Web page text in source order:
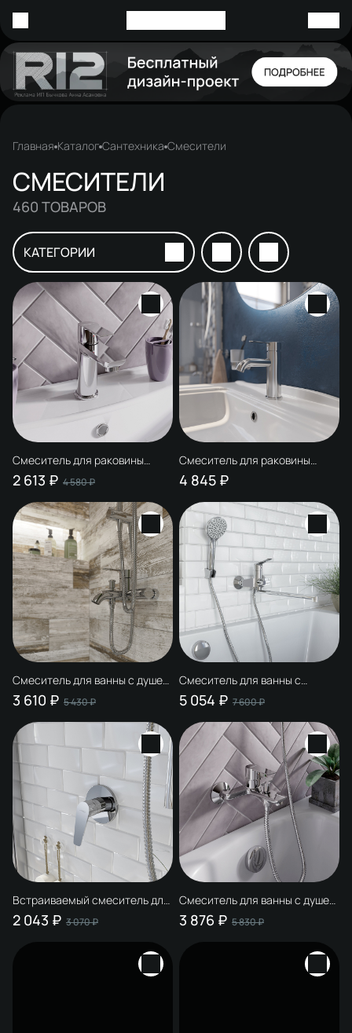
Главная Каталог Сантехника Смесители
СМЕСИТЕЛИ
460 ТОВАРОВ
КАТЕГОРИИ
Смеситель для раковины
STWORKI Хельсинки
HFHS02100 хром
2 613 ₽ 4 580 ₽
Смеситель для раковины
STWORKI Стокгольм
HFSG02100 однорычажный,
латунь, с аэратором, хром
4 845 ₽
Смеситель для ванны с душем
STWORKI Стокгольм
HFSG10000 глянцевый хром,
латунь, современный
3 610 ₽ 5 430 ₽
Смеситель для ванны с
длинным изливом STWORKI
Дублин HFDB95000 глянцевый
хром, с поворотным изливом
5 054 ₽ 7 600 ₽
Встраиваемый смеситель для
душа и ванны STWORKI Дублин
HFDB75000 C ВНУТРЕННЕЙ
2 043 ₽ 3 070 ₽
Смеситель для ванны с душем
STWORKI Хельсинки
HFHS10000 глянцевый хром,
3 876 ₽ 5 830 ₽